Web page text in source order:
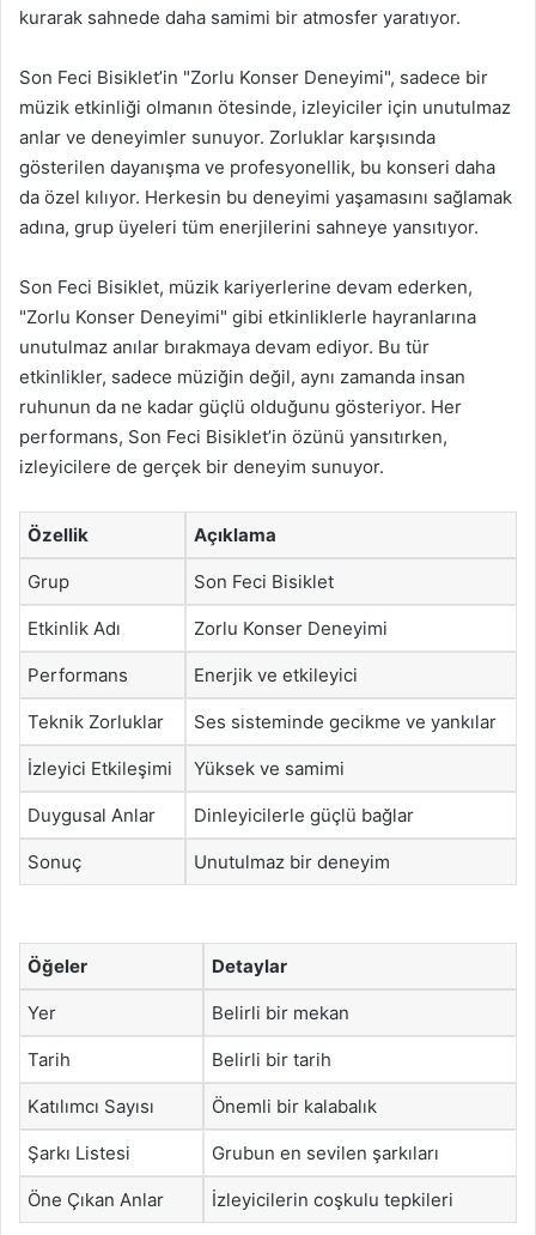
kurarak sahnede daha samimi bir atmosfer yaratıyor.
Son Feci Bisiklet’in "Zorlu Konser Deneyimi", sadece bir
müzik etkinliği olmanın ötesinde, izleyiciler için unutulmaz
anlar ve deneyimler sunuyor. Zorluklar karşısında
gösterilen dayanışma ve profesyonellik, bu konseri daha
da özel kılıyor. Herkesin bu deneyimi yaşamasını sağlamak
adına, grup üyeleri tüm enerjilerini sahneye yansıtıyor.
Son Feci Bisiklet, müzik kariyerlerine devam ederken,
"Zorlu Konser Deneyimi" gibi etkinliklerle hayranlarına
unutulmaz anılar bırakmaya devam ediyor. Bu tür
etkinlikler, sadece müziğin değil, aynı zamanda insan
ruhunun da ne kadar güçlü olduğunu gösteriyor. Her
performans, Son Feci Bisiklet’in özünü yansıtırken,
izleyicilere de gerçek bir deneyim sunuyor.
Özellik Açıklama
Grup Son Feci Bisiklet
Etkinlik Adı Zorlu Konser Deneyimi
Performans Enerjik ve etkileyici
Teknik Zorluklar Ses sisteminde gecikme ve yankılar
İzleyici Etkileşimi Yüksek ve samimi
Duygusal Anlar Dinleyicilerle güçlü bağlar
Sonuç Unutulmaz bir deneyim
Öğeler Detaylar
Yer Belirli bir mekan
Tarih Belirli bir tarih
Katılımcı Sayısı Önemli bir kalabalık
Şarkı Listesi Grubun en sevilen şarkıları
Öne Çıkan Anlar İzleyicilerin coşkulu tepkileri